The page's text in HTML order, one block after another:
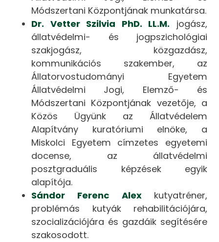
Módszertani Központjának munkatársa.
Dr. Vetter Szilvia PhD. LL.M. jogász,
állatvédelmi- és jogpszichológiai
szakjogász, közgazdász,
kommunikációs szakember, az
Állatorvostudományi Egyetem
Állatvédelmi Jogi, Elemző- és
Módszertani Központjának vezetője, a
Közös Ügyünk az Állatvédelem
Alapítvány kuratóriumi elnöke, a
Miskolci Egyetem címzetes egyetemi
docense, az állatvédelmi
posztgraduális képzések egyik
alapítója.
Sándor Ferenc Alex kutyatréner,
problémás kutyák rehabilitációjára,
szocializációjára és gazdáik segítésére
szakosodott.